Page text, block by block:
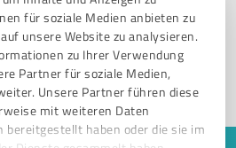
für soziale Medien anbieten zu
unsere Website zu analysieren.
zu Ihrer Verwendung
Partner für soziale Medien,
Unsere Partner führen diese
mit weiteren Daten
bereitgestellt haben oder die sie im
1